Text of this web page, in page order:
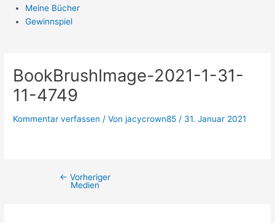
Meine Bücher
Gewinnspiel
BookBrushImage-2021-1-31-
11-4749
Kommentar verfassen / Vonjacycrown85 / 31. Januar 2021
← Vorheriger
Medien